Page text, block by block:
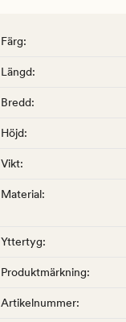
Färg:
Längd:
Bredd:
Höjd:
Vikt:
Material:
Yttertyg:
Produktmärkning:
Artikelnummer: